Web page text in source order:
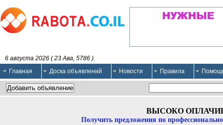
6 августа 2026 ( 23 Ава, 5786 ).
Главная
Доска объявлений Новости Правила
ВЫСОКО
Получить предложения по